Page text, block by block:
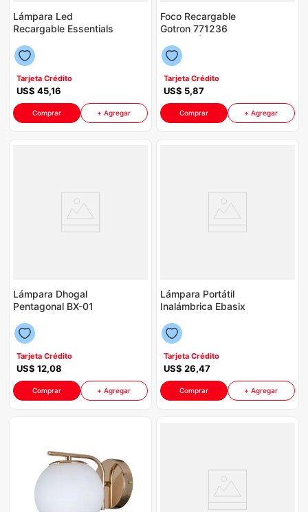
Lámpara Led
Recargable Essentials
P8750 | 3CCT Incluye
Control
Tarjeta Crédito
US$ 45,16
Comprar + Agregar
Foco Recargable
Gotron 771236
Color Gris Con Blanco
Tarjeta Crédito
US$ 5,87
Comprar + Agregar
Lámpara Dhogal
Pentagonal BX-01
Madera
Tarjeta Crédito
US$ 12,08
Comprar + Agregar
Lámpara Portátil
Inalámbrica Ebasix
Color Blanco
Tarjeta Crédito
US$ 26,47
Comprar + Agregar